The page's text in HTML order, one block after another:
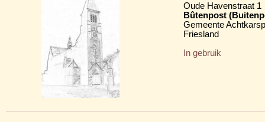
Oude Havenstraat 1
Bûtenpost
Gemeente
Friesland
In gebruik